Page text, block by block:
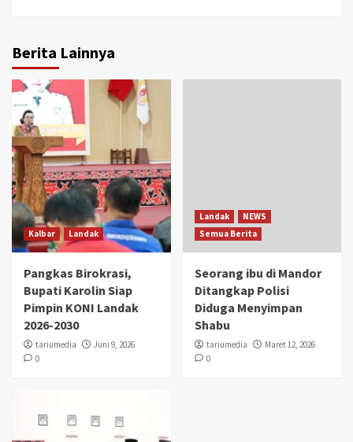
Berita Lainnya
Kalbar Landak
Pangkas Birokrasi,
Bupati Karolin Siap
Pimpin KONI Landak
2026-2030
tariumedia
Juni 9, 2026
0
Landak
NEWS
Semua Berita
Seorang ibu di Mandor
Ditangkap Polisi
Diduga Menyimpan
Shabu
tariumedia
Maret 12, 2026
0